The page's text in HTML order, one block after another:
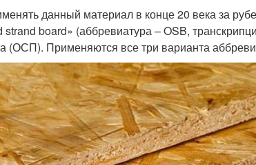
данный материал в конце 20 века за
board» (аббревиатура – OSB,
(ОСП). Применяются все три варианта